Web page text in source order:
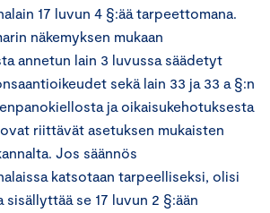
17 luvun 4 §:ää tarpeettomana.
näkemyksen mukaan
annetun lain 3 luvussa säädetyt
sekä lain 33 ja 33 a §:n
ja oikaisukehotuksesta
riittävät asetuksen mukaisten
Jos säännös
katsotaan tarpeelliseksi, olisi
se 17 luvun 2 §:ään